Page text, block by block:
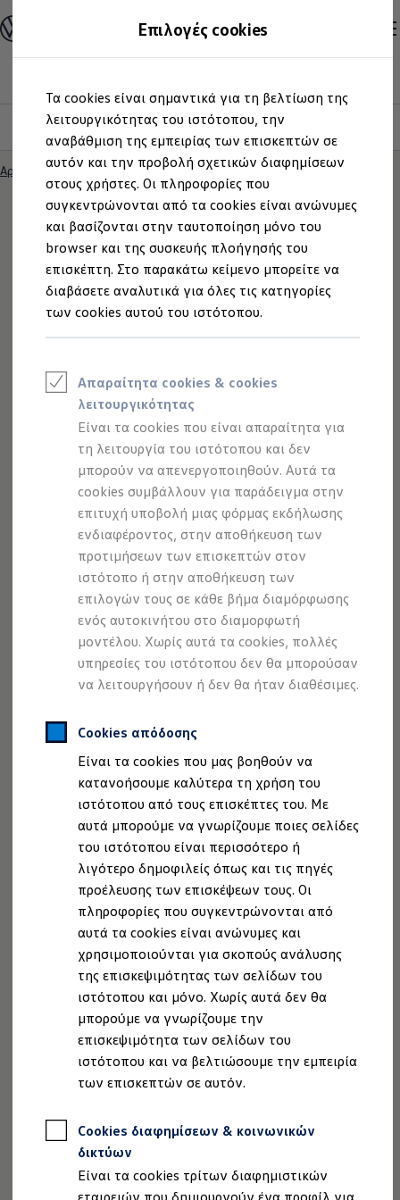
Επιλογές cookies
Τα cookies είναι σημαντικά για τη βελτίωση της
λειτουργικότητας του ιστότοπου, την
αναβάθμιση της εμπειρίας των επισκεπτών σε
αυτόν και την προβολή σχετικών διαφημίσεων
στους χρήστες. Οι πληροφορίες που
συγκεντρώνονται από τα cookies είναι ανώνυμες
και βασίζονται στην ταυτοποίηση μόνο του
browser και της συσκευής πλοήγησής του
επισκέπτη. Στο παρακάτω κείμενο μπορείτε να
διαβάσετε αναλυτικά για όλες τις κατηγορίες
των cookies αυτού του ιστότοπου.
Απαραίτητα cookies & cookies
λειτουργικότητας
Είναι τα cookies που είναι απαραίτητα για
τη λειτουργία του ιστότοπου και δεν
μπορούν να απενεργοποιηθούν. Αυτά τα
cookies συμβάλλουν για παράδειγμα στην
επιτυχή υποβολή μιας φόρμας εκδήλωσης
ενδιαφέροντος, στην αποθήκευση των
προτιμήσεων των επισκεπτών στον
ιστότοπο ή στην αποθήκευση των
επιλογών τους σε κάθε βήμα διαμόρφωσης
ενός αυτοκινήτου στο διαμορφωτή
μοντέλου. Χωρίς αυτά τα cookies, πολλές
υπηρεσίες του ιστότοπου δεν θα μπορούσαν
να λειτουργήσουν ή δεν θα ήταν διαθέσιμες.
Cookies απόδοσης
Είναι τα cookies που μας βοηθούν να
κατανοήσουμε καλύτερα τη χρήση του
ιστότοπου από τους επισκέπτες του. Με
αυτά μπορούμε να γνωρίζουμε ποιες σελίδες
του ιστότοπου είναι περισσότερο ή
λιγότερο δημοφιλείς όπως και τις πηγές
προέλευσης των επισκέψεων τους. Οι
πληροφορίες που συγκεντρώνονται από
αυτά τα cookies είναι ανώνυμες και
χρησιμοποιούνται για σκοπούς ανάλυσης
της επισκεψιμότητας των σελίδων του
ιστότοπου και μόνο. Χωρίς αυτά δεν θα
μπορούμε να γνωρίζουμε την
επισκεψιμότητα των σελίδων του
ιστότοπου και να βελτιώσουμε την εμπειρία
των επισκεπτών σε αυτόν.
Cookies διαφημίσεων & κοινωνικών
δικτύων
Είναι τα cookies τρίτων διαφημιστικών
εταιρειών που δημιουργούν ένα προφίλ για
στο
περιεχόμενο
στο
footer
Highlights Λεπτομέρειες και εξοπλισμός
Ανακαλύψτε τα Μοντέλα
Διαμορφώστε το Volkswagen σας
Επαγγελματικά Οχήματα Volkswagen
Ηλεκτρικά & eHybrid μοντέλα
Ηλεκτρικά μοντέλα
ID.3 Neo
Νέο ID. Polo
ID.4
ID.4 GTX
ID.5
ID.5 GTX
ID.7
ID.7 GTX
ID. Buzz
ID. Buzz Cargo
ID. CROSS
eHybrid μοντέλα
Golf GTE
Νέο Tayron ehybrid
e-Tools για ηλεκτρικά αυτοκίνητα
Προσομοιωτής αυτονομίας
Προσομοιωτής χρόνου φόρτισης
Προσομοιωτής κόστους φόρτισης
ID. Ενημερώσεις λογισμικού
We Charge - Υπηρεσία Φόρτισης
Εύρεση δημόσιων σημείων φόρτισης
ID. Charger
Ενημέρωση ID.
Πλατφόρμα MEB
Μύθοι & Αλήθειες για την ηλεκτροκίνηση
Πού μπορώ να φορτίσω;
Πόσο μακριά μπορώ να φτάσω;
Πώς μπορώ να πληρώσω;
Πώς μπορώ να φορτίσω;
Η αντλία θερμότητας στα ID.
Η λειτουργία ανάκτησης ενέργειας κατά την
Το σύστημα πέδησης στα ID.
Διαθέσιμα νέα και μεταχειρισμένα αυτοκίνητα
Διαθέσιμα νέα αυτοκίνητα
Χρηματοδότηση και Leasing
Volkswagen Easy Living
Χρηματοδότηση Auto Credit
Χρηματοδότηση Classic Credit
Καινοτόμες Τεχνολογίες
Ιδιοκτήτες και υπηρεσίες After Sales
myVolkswagen
Service και γνήσια ανταλλακτικά
Επιθεώρηση & ΚΤΕΟ
Επισκευές & έλεγχοι
Λιπαντικά κινητήρα και υγρά
Τροχοί και ελαστικά
Οδική Βοήθεια
Volkswagen Service
Ανταλλακτικά Volkswagen
Γνήσια αξεσουάρ Volkswagen
Γνήσια αξεσουάρ Volkswagen ειδικά για κάθε
Εσωτερική και εξωτερική προστασία
Λύσεις μεταφοράς και αποσκευών
Ψυχαγωγία και ηλεκτρονικές συσκευές
Εξατομίκευση
Επιτοίχιος σταθμός φόρτισης και καλώδια
Συλλογές Lifestyle
Εφαρμογές Volkswagen, σύνδεση και
Σύνδεση κινητού τηλεφώνου και οχήματος
We Charge - Υπηρεσία Φόρτισης
Πληροφορίες Πελάτη
Αρχική Ανακαλύψτε τα Μοντέλα Νέο ID. Polo
Εξερευνήστε το ID.
Polo
εξοπλισμός
Σχεδιασμός που
εντυπωσιάζει –
μέχρι και την
τελευταία
Ο δυναμικός σχεδιασμός του ID. Polo συνεχίζει τη
χαρακτηριστική σχεδιαστική γλώσσα του Polo σε
πλήρως ηλεκτρική μορφή. Καθαρές γραμμές, ήρεμες
επιφάνειες και ισορροπημένες αναλογίες του
προσδίδουν μια σύγχρονη και επιβλητική εμφάνιση.
Φωτεινές λωρίδες εμπρός και πίσω, φωτιζόμενα
LED matrix ενισχύουν ακόμη περισσότερο τη
χαρακτηριστική φωτεινή υπογραφή, κατόπιν
επιλογής